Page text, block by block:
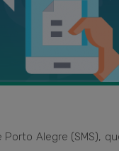
Porto Alegre (SMS),